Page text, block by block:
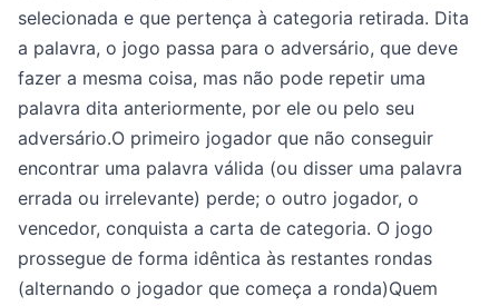
selecionada e que pertença à categoria retirada. Dita
a palavra, o jogo passa para o adversário, que deve
fazer a mesma coisa, mas não pode repetir uma
palavra dita anteriormente, por ele ou pelo seu
adversário.O primeiro jogador que não conseguir
encontrar uma palavra válida (ou disser uma palavra
errada ou irrelevante) perde; o outro jogador, o
vencedor, conquista a carta de categoria. O jogo
prossegue de forma idêntica às restantes rondas
(alternando o jogador que começa a ronda)Quem